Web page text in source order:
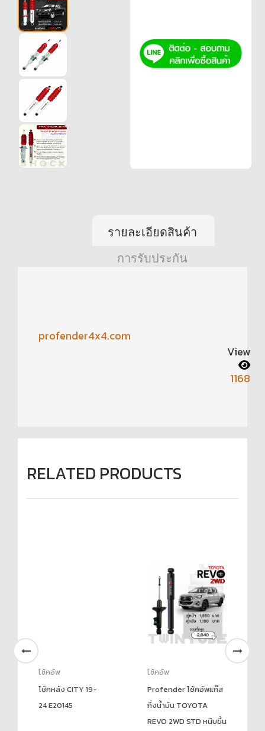
รายละเอียดสินค้า
การรับประกัน
profender4x4.com
View
1168
RELATED PRODUCTS
โช้คอัพ
โช้คหลัง CITY 19-
24 E20145
โช้คอัพ
Profender โช้คอัพแก๊ส
กึ่งน้ำมัน TOYOTA
REVO 2WD STD หนึบขึ้น